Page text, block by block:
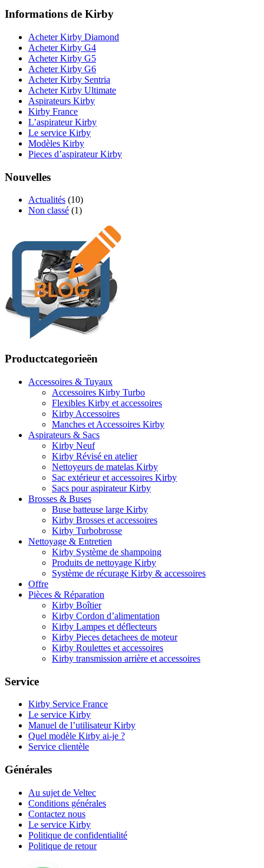
Informations de Kirby
Acheter Kirby Diamond
Acheter Kirby G4
Acheter Kirby G5
Acheter Kirby G6
Acheter Kirby Sentria
Acheter Kirby Ultimate
Aspirateurs Kirby
Kirby France
L’aspirateur Kirby
Le service Kirby
Modèles Kirby
Pieces d’aspirateur Kirby
Nouvelles
Actualités (10)
Non classé (1)
Productcategorieën
Accessoires & Tuyaux
Accessoires Kirby Turbo
Flexibles Kirby et accessoires
Kirby Accessoires
Manches et Accessoires Kirby
Aspirateurs & Sacs
Kirby Neuf
Kirby Révisé en atelier
Nettoyeurs de matelas Kirby
Sac extérieur et accessoires Kirby
Sacs pour aspirateur Kirby
Brosses & Buses
Buse batteuse large Kirby
Kirby Brosses et accessoires
Kirby Turbobrosse
Nettoyage & Entretien
Kirby Système de shampoing
Produits de nettoyage Kirby
Système de récurage Kirby & accessoires
Offre
Pièces & Réparation
Kirby Boîtier
Kirby Cordon d’alimentation
Kirby Lampes et déflecteurs
Kirby Pieces detachees de moteur
Kirby Roulettes et accessoires
Kirby transmission arrière et accessoires
Service
Kirby Service France
Le service Kirby
Manuel de l’utilisateur Kirby
Quel modèle Kirby ai-je ?
Service clientèle
Générales
Au sujet de Veltec
Conditions générales
Contactez nous
Le service Kirby
Politique de confidentialité
Politique de retour